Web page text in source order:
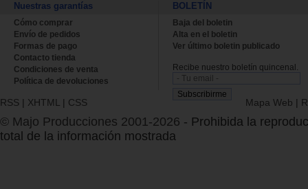
Nuestras garantías
Cómo comprar
Envío de pedidos
Formas de pago
Contacto tienda
Condiciones de venta
Política de devoluciones
BOLETÍN
Baja del boletin
Alta en el boletin
Ver último boletin publicado
Recibe nuestro boletín quincenal.
RSS | XHTML | CSS Mapa Web |
© Majo Producciones 2001-2026 - Prohibida la
total de la información mostrada